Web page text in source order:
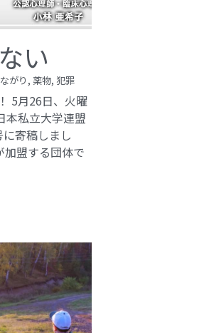
い
がり, 薬物, 犯罪
5月26日、火曜
本私立大学連盟
寄稿しまし
加盟する団体で